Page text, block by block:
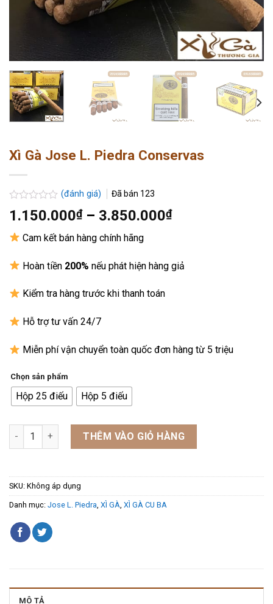
Xì Gà Jose L. Piedra Conservas
Được
xếp
0.0
(đánh giá) Đã bán 123
1.150.000₫ – 3.850.000₫Khoảng
1.150.000₫
đến
Cam kết bán hàng chính hãng
Hoàn tiền 200% nếu phát hiện hàng giả
Kiểm tra hàng trước khi thanh toán
Hỗ trợ tư vấn 24/7
Miễn phí vận chuyển toàn quốc đơn hàng từ 5 triệu
Chọn sản phẩm
Hộp 25 điếu Hộp 5 điếu
Xì Gà Jose L. Piedra Conservas số lượng
THÊM VÀO GIỎ HÀNG
SKU: Không áp dụng
Danh mục: Jose L. Piedra XÌ GÀ XÌ GÀ CU BA
MÔ TẢ